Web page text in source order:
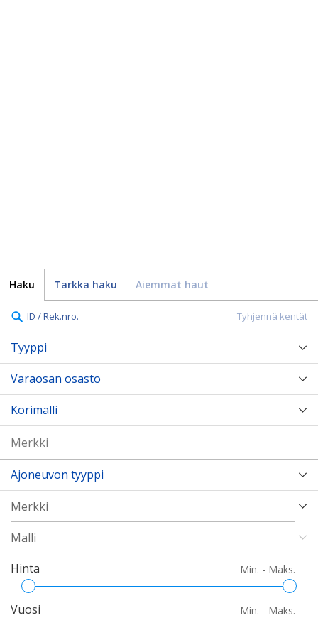
Haku Tarkka haku Aiemmat haut
Tyhjennä kentät
ID / Rek.nro.
Tyyppi
Varaosan osasto
Korimalli
Ajoneuvon tyyppi
Min. - Maks.
Hinta
Min. - Maks.
Vuosi